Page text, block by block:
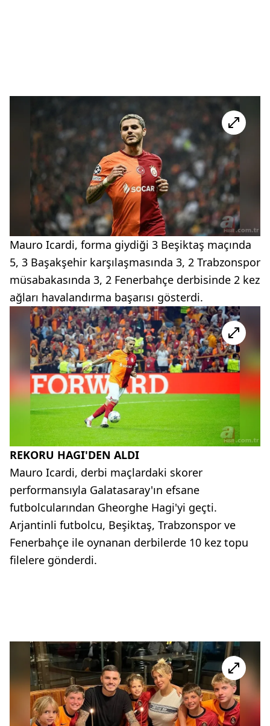
Mauro Icardi, forma giydiği 3 Beşiktaş maçında
5, 3 Başakşehir karşılaşmasında 3, 2 Trabzonspor
müsabakasında 3, 2 Fenerbahçe derbisinde 2 kez
ağları havalandırma başarısı gösterdi.
REKORU HAGI'DEN ALDI
Mauro Icardi, derbi maçlardaki skorer
performansıyla Galatasaray'ın efsane
futbolcularından Gheorghe Hagi'yi geçti.
Arjantinli futbolcu, Beşiktaş, Trabzonspor ve
Fenerbahçe ile oynanan derbilerde 10 kez topu
filelere gönderdi.